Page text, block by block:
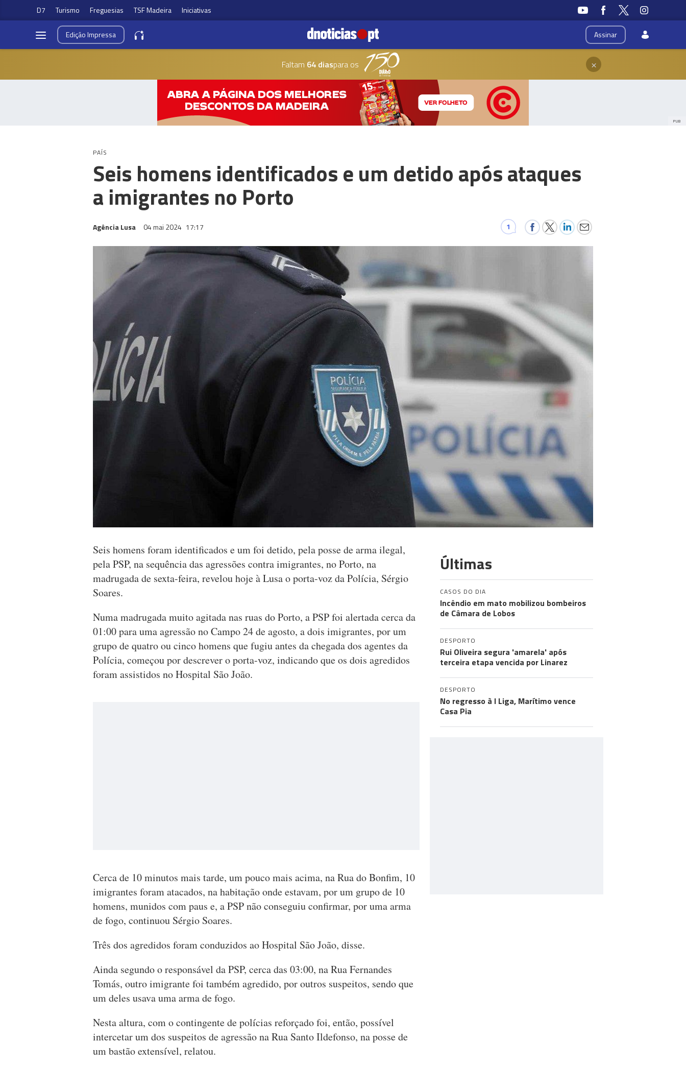
D7 Turismo Freguesias TSF Madeira Iniciativas
Assinar
EdiçãoImpressa
Faltam 64 diaspara os ×
PUB
PAÍS
Seis homens identificados e um detido após ataques
a imigrantes no Porto
Agência Lusa 04 mai 2024 17:17 1
Seis homens foram identificados e um foi detido, pela posse de arma ilegal,
pela PSP, na sequência das agressões contra imigrantes, no Porto, na
madrugada de sexta-feira, revelou hoje à Lusa o porta-voz da Polícia, Sérgio
Soares.
Numa madrugada muito agitada nas ruas do Porto, a PSP foi alertada cerca da
01:00 para uma agressão no Campo 24 de agosto, a dois imigrantes, por um
grupo de quatro ou cinco homens que fugiu antes da chegada dos agentes da
Polícia, começou por descrever o porta-voz, indicando que os dois agredidos
foram assistidos no Hospital São João.
Cerca de 10 minutos mais tarde, um pouco mais acima, na Rua do Bonfim, 10
imigrantes foram atacados, na habitação onde estavam, por um grupo de 10
homens, munidos com paus e, a PSP não conseguiu confirmar, por uma arma
de fogo, continuou Sérgio Soares.
Três dos agredidos foram conduzidos ao Hospital São João, disse.
Ainda segundo o responsável da PSP, cerca das 03:00, na Rua Fernandes
Tomás, outro imigrante foi também agredido, por outros suspeitos, sendo que
um deles usava uma arma de fogo.
Nesta altura, com o contingente de polícias reforçado foi, então, possível
intercetar um dos suspeitos de agressão na Rua Santo Ildefonso, na posse de
um bastão extensível, relatou.
Últimas
CASOS DO DIA
Incêndio em mato mobilizou bombeiros
de Câmara de Lobos
DESPORTO
Rui Oliveira segura 'amarela' após
terceira etapa vencida por Linarez
DESPORTO
No regresso à I Liga, Marítimo vence
Casa Pia